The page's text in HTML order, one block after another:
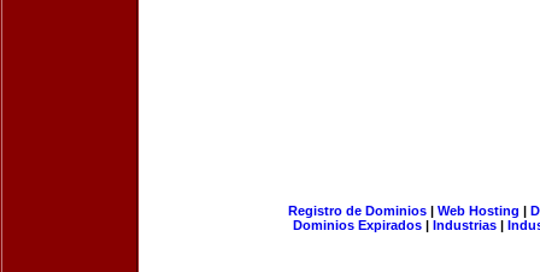
Registro de Dominios| Web Hosting |
Dominios Expirados | Industrias |